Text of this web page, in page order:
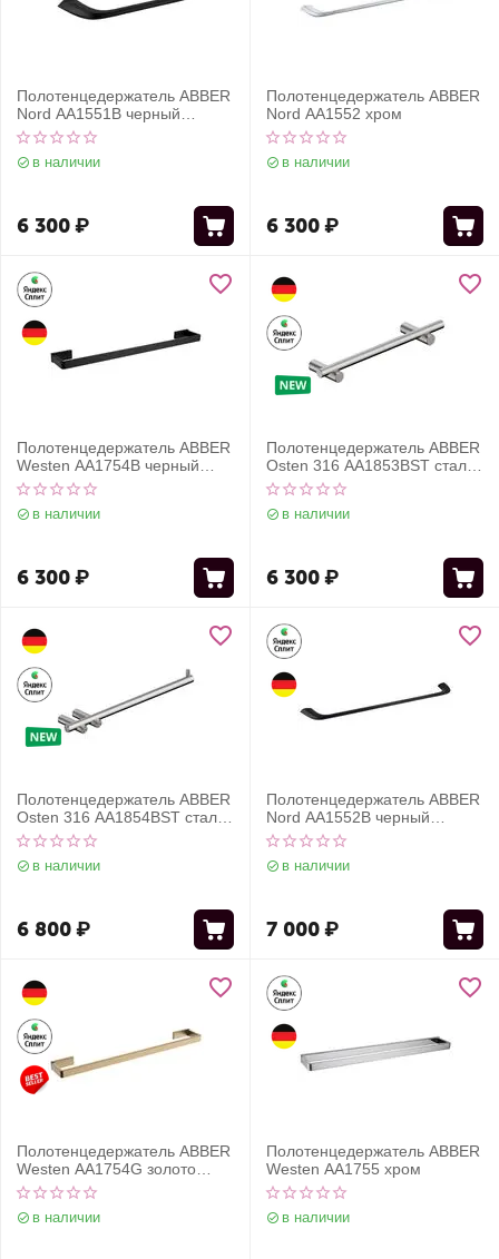
Полотенцедержатель ABBER
Nord AA1551B черный
матовый
в наличии
6 300₽
Полотенцедержатель ABBER
Nord AA1552 хром
в наличии
6 300₽
Полотенцедержатель ABBER
Westen AA1754B черный
матовый
в наличии
6 300₽
Полотенцедержатель ABBER
Osten 316 AA1853BST сталь
брашированная
в наличии
6 300₽
Полотенцедержатель ABBER
Osten 316 AA1854BST сталь
брашированная
в наличии
6 800₽
Полотенцедержатель ABBER
Nord AA1552B черный
матовый
в наличии
7 000₽
Полотенцедержатель ABBER
Westen AA1754G золото
матовое
в наличии
Полотенцедержатель ABBER
Westen AA1755 хром
в наличии